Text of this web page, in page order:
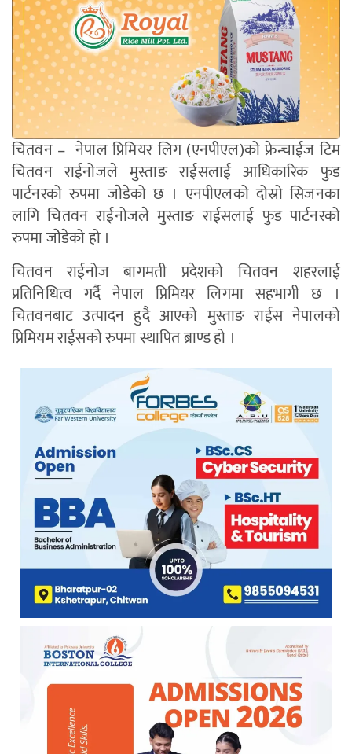
चितवन – नेपाल प्रिमियर लिग (एनपीएल)को फ्रेन्चाईज टिम
चितवन राईनोजले मुस्ताङ राईसलाई आधिकारिक फुड
पार्टनरको रुपमा जोेडेको छ । एनपीएलको दोस्रो सिजनका
लागि चितवन राईनोजले मुस्ताङ राईसलाई फुड पार्टनरको
रुपमा जोेडेको हो ।
चितवन राईनोज बागमती प्रदेशको चितवन शहरलाई
प्रतिनिधित्व गर्दै नेपाल प्रिमियर लिगमा सहभागी छ ।
चितवनबाट उत्पादन हुदै आएको मुस्ताङ राईस नेपालको
प्रिमियम राईसको रुपमा स्थापित ब्राण्ड हो ।